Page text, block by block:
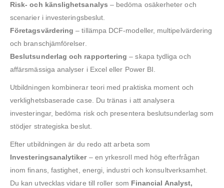
Risk- och känslighetsanalys – bedöma osäkerheter och
scenarier i investeringsbeslut.
Företagsvärdering – tillämpa DCF-modeller, multipelvärdering
och branschjämförelser.
Beslutsunderlag och rapportering – skapa tydliga och
affärsmässiga analyser i Excel eller Power BI.
Utbildningen kombinerar teori med praktiska moment och
verklighetsbaserade case. Du tränas i att analysera
investeringar, bedöma risk och presentera beslutsunderlag som
stödjer strategiska beslut.
Efter utbildningen är du redo att arbeta som
Investeringsanalytiker– en yrkesroll med hög efterfrågan
inom finans, fastighet, energi, industri och konsultverksamhet.
Du kan utvecklas vidare till roller som Financial Analyst,